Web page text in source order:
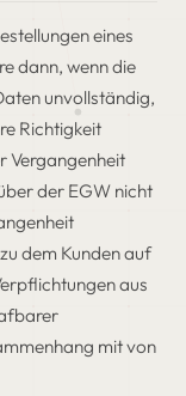
eines
dann, wenn die
unvollständig,
Richtigkeit
Vergangenheit
der EGW nicht
dem Kunden auf
aus
mit von